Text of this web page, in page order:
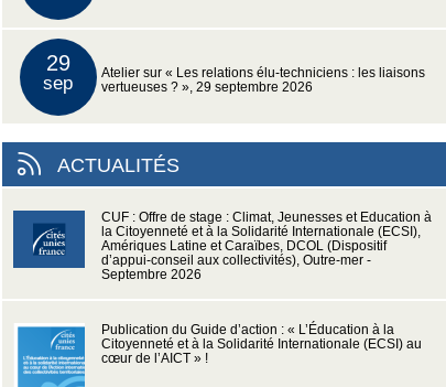
29
sep
Atelier sur « Les relations élu-techniciens : les liaisons
vertueuses ? », 29 septembre 2026
ACTUALITÉS
CUF : Offre de stage : Climat, Jeunesses et Education à
la Citoyenneté et à la Solidarité Internationale (ECSI),
Amériques Latine et Caraïbes, DCOL (Dispositif
d’appui-conseil aux collectivités), Outre-mer -
Septembre 2026
Publication du Guide d’action : « L’Éducation à la
Citoyenneté et à la Solidarité Internationale (ECSI) au
cœur de l’AICT » !